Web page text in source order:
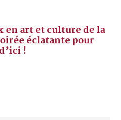
en art et culture de la
éclatante pour
!